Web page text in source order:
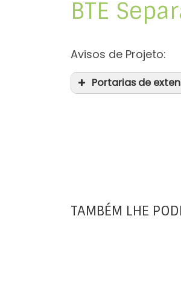
BTE
Avisos de Projeto:
Portarias de
TAMBÉM LHE